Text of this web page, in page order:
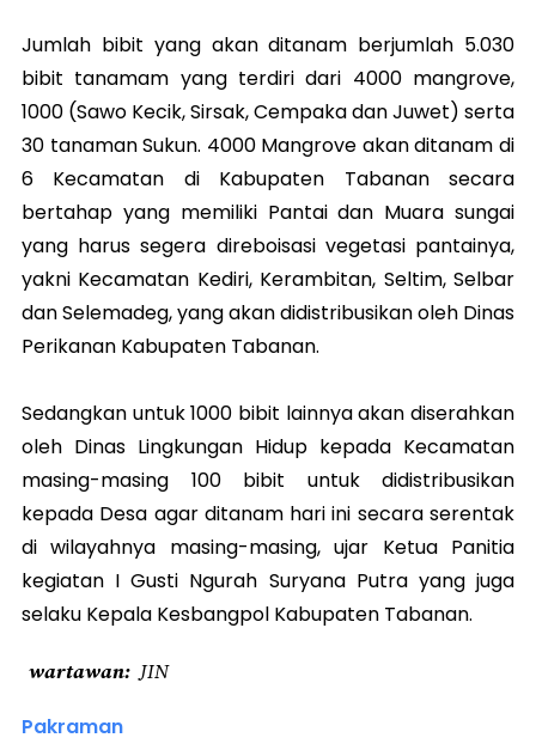
Jumlah bibit yang akan ditanam berjumlah 5.030
bibit tanamam yang terdiri dari 4000 mangrove,
1000 (Sawo Kecik, Sirsak, Cempaka dan Juwet) serta
30 tanaman Sukun. 4000 Mangrove akan ditanam di
6 Kecamatan di Kabupaten Tabanan secara
bertahap yang memiliki Pantai dan Muara sungai
yang harus segera direboisasi vegetasi pantainya,
yakni Kecamatan Kediri, Kerambitan, Seltim, Selbar
dan Selemadeg, yang akan didistribusikan oleh Dinas
Perikanan Kabupaten Tabanan.
Sedangkan untuk 1000 bibit lainnya akan diserahkan
oleh Dinas Lingkungan Hidup kepada Kecamatan
masing-masing 100 bibit untuk didistribusikan
kepada Desa agar ditanam hari ini secara serentak
di wilayahnya masing-masing, ujar Ketua Panitia
kegiatan I Gusti Ngurah Suryana Putra yang juga
selaku Kepala Kesbangpol Kabupaten Tabanan.
wartawan JIN
Pakraman